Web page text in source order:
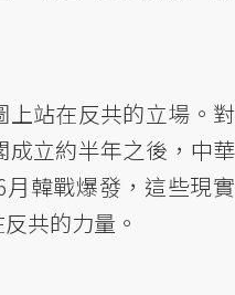
站在反共的立場。對
成立約半年之後，中華
韓戰爆發，這些現實
共的力量。